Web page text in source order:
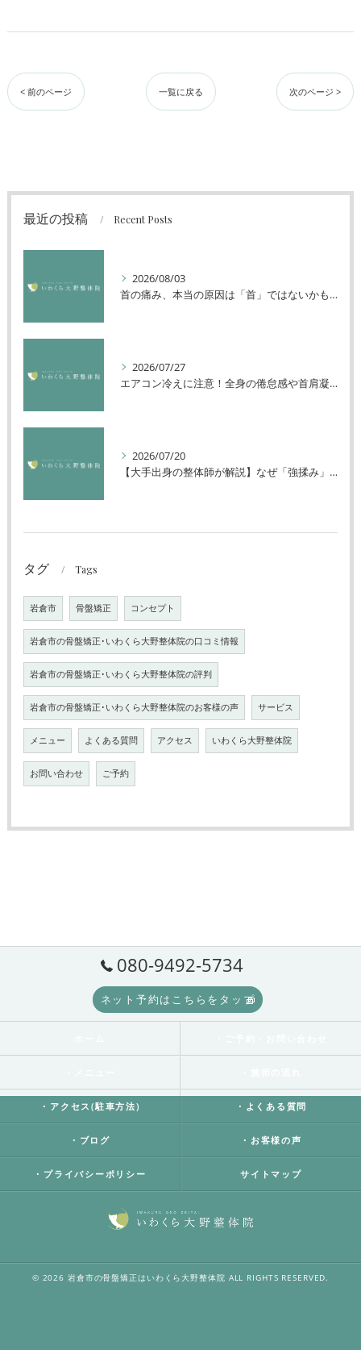
< 前のページ 一覧に戻る 次のページ >
最近の投稿 Recent Posts
2026/08/03
首の痛み、本当の原因は「首」ではないかもしれません
2026/07/27
エアコン冷えに注意！全身の倦怠感や首肩凝りを解消する方法
2026/07/20
【大手出身の整体師が解説】なぜ「強揉み」は体に良くないのか？
タグ Tags
岩倉市 骨盤矯正 コンセプト
岩倉市の骨盤矯正･いわくら大野整体院の口コミ情報
岩倉市の骨盤矯正･いわくら大野整体院の評判
岩倉市の骨盤矯正･いわくら大野整体院のお客様の声 サービス
メニュー よくある質問 アクセス いわくら大野整体院
お問い合わせ ご予約
080-9492-5734
ネット予約はこちらをタップ
・アクセス(駐車方法) ・よくある質問
・ブログ ・お客様の声
・プライバシーポリシー サイトマップ
© 2026 岩倉市の骨盤矯正はいわくら大野整体院 ALL RIGHTS RESERVED.